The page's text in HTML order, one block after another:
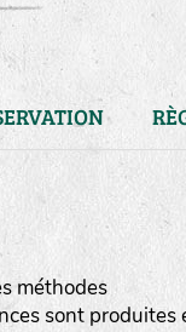
méthodes
sont produites